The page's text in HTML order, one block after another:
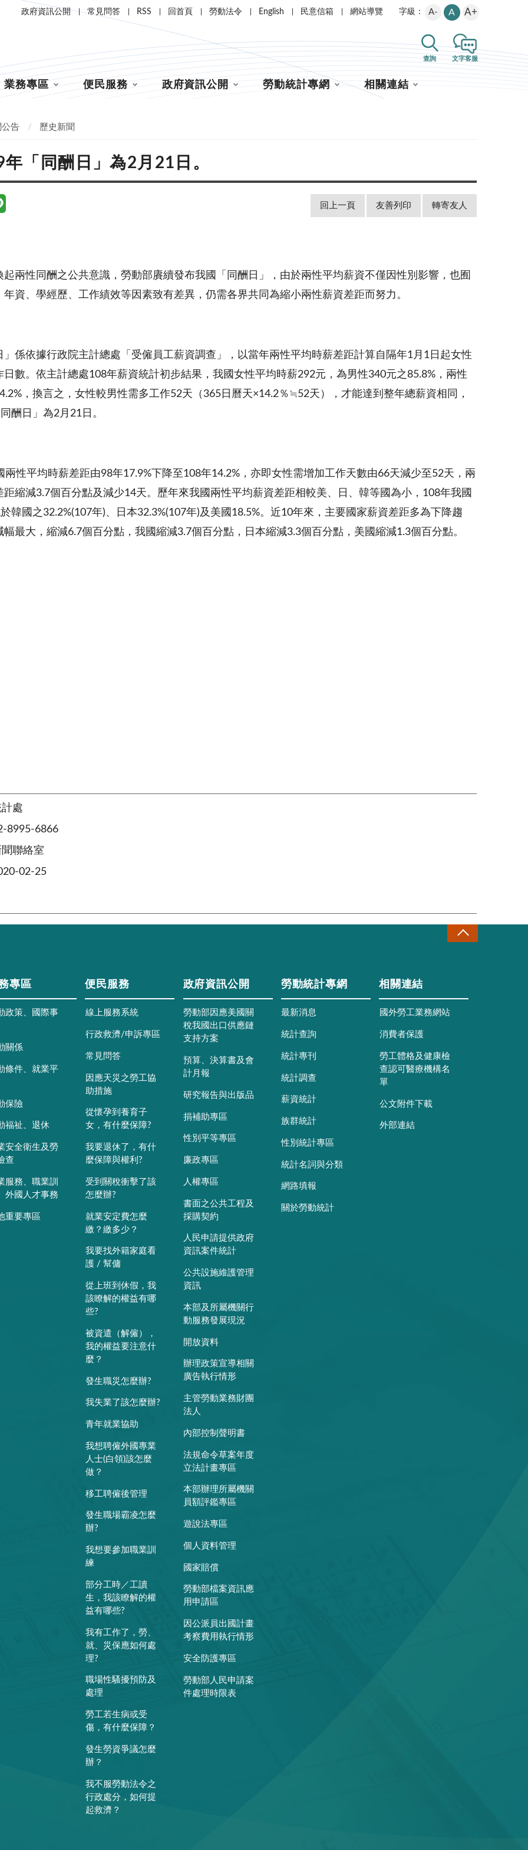
政府資訊公開 常見問答 RSS 回首頁 勞動法令 English 民意信箱 網站導覽 字級： A- A A+
查詢 文字客服
業務專區 便民服務 政府資訊公開 勞動統計專網 相關連結
公告 歷史新聞
「同酬日」為2月21日。
回上一頁 友善列印 轉寄友人
起兩性同酬之公共意識，勞動部賡續發布我國「同酬日」，由於兩性平均薪資不僅因性別影響，也囿
年資、學經歷、工作績效等因素致有差異，仍需各界共同為縮小兩性薪資差距而努力。
」係依據行政院主計總處「受僱員工薪資調查」，以當年兩性平均時薪差距計算自隔年1月1日起女性
日數。依主計總處108年薪資統計初步結果，我國女性平均時薪292元，為男性340元之85.8%，兩性
，換言之，女性較男性需多工作52天（365日曆天×14.2％≒52天），才能達到整年總薪資相同，
酬日」為2月21日。
兩性平均時薪差距由98年17.9%下降至108年14.2%，亦即女性需增加工作天數由66天減少至52天，兩
距縮減3.7個百分點及減少14天。歷年來我國兩性平均薪資差距相較美、日、韓等國為小，108年我國
韓國之32.2%(107年)、日本32.3%(107年)及美國18.5%。近10年來，主要國家薪資差距多為下降趨
幅最大，縮減6.7個百分點，我國縮減3.7個百分點，日本縮減3.3個百分點，美國縮減1.3個百分點。
處
8995-6866
聯絡室
02-25
專區
政策、國際事
關係
條件、就業平
保險
福祉、退休
安全衛生及勞
查
服務、職業訓
外國人才事務
重要專區
便民服務
線上服務系統
行政救濟/申訴專區
常見問答
因應天災之勞工協
助措施
從懷孕到養育子
女，有什麼保障?
我要退休了，有什
麼保障與權利?
受到關稅衝擊了該
怎麼辦?
就業安定費怎麼
繳？繳多少？
我要找外籍家庭看
護 / 幫傭
從上班到休假，我
該瞭解的權益有哪
些?
被資遣（解僱），
我的權益要注意什
麼？
發生職災怎麼辦?
我失業了該怎麼辦?
青年就業協助
我想聘僱外國專業
人士(白領)該怎麼
做？
移工聘僱後管理
發生職場霸凌怎麼
辦?
我想要參加職業訓
練
部分工時／工讀
生，我該瞭解的權
益有哪些?
我有工作了，勞、
就、災保應如何處
理?
職場性騷擾預防及
處理
勞工若生病或受
傷，有什麼保障？
發生勞資爭議怎麼
辦？
我不服勞動法令之
行政處分，如何提
起救濟？
政府資訊公開
勞動部因應美國關
稅我國出口供應鏈
支持方案
預算、決算書及會
計月報
研究報告與出版品
捐補助專區
性別平等專區
廉政專區
人權專區
書面之公共工程及
採購契約
人民申請提供政府
資訊案件統計
公共設施維護管理
資訊
本部及所屬機關行
動服務發展現況
開放資料
辦理政策宣導相關
廣告執行情形
主管勞動業務財團
法人
內部控制聲明書
法規命令草案年度
立法計畫專區
本部辦理所屬機關
員額評鑑專區
遊說法專區
個人資料管理
國家賠償
勞動部檔案資訊應
用申請區
因公派員出國計畫
考察費用執行情形
安全防護專區
勞動部人民申請案
件處理時限表
勞動統計專網
最新消息
統計查詢
統計專刊
統計調查
薪資統計
族群統計
性別統計專區
統計名詞與分類
網路填報
關於勞動統計
相關連結
國外勞工業務網站
消費者保護
勞工體格及健康檢
查認可醫療機構名
單
公文附件下載
外部連結